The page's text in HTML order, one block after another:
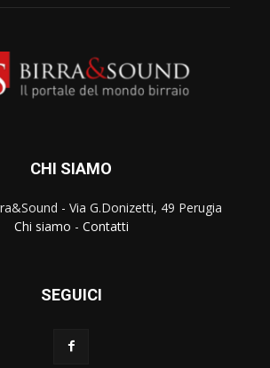
CHI SIAMO
- Via G.Donizetti, 49 Perugia
Chi siamo - Contatti
SEGUICI